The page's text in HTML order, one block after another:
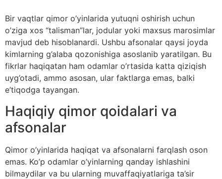
Bir vaqtlar qimor o’yinlarida yutuqni oshirish uchun
o’ziga xos “talisman”lar, jodular yoki maxsus marosimlar
mavjud deb hisoblanardi. Ushbu afsonalar qaysi joyda
kimlarning g’alaba qozonishiga asoslanib yaratilgan. Bu
fikrlar haqiqatan ham odamlar o’rtasida katta qiziqish
uyg’otadi, ammo asosan, ular faktlarga emas, balki
e’tiqodga tayangan.
Haqiqiy qimor qoidalari va
afsonalar
Qimor o’yinlarida haqiqat va afsonalarni farqlash oson
emas. Ko’p odamlar o’yinlarning qanday ishlashini
bilmaydilar va bu ularning muvaffaqiyatlariga ta’sir